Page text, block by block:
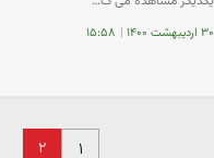
۳۰ اردیبهشت ۱۴۰۰ | ۱۵:۵۸
۱ ۲